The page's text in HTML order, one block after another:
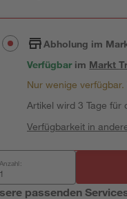
Abholung im
Verfügbar im Markt
Nur wenige
Artikel wird 3 Tage für
Verfügbarkeit in
Anzahl:
passenden